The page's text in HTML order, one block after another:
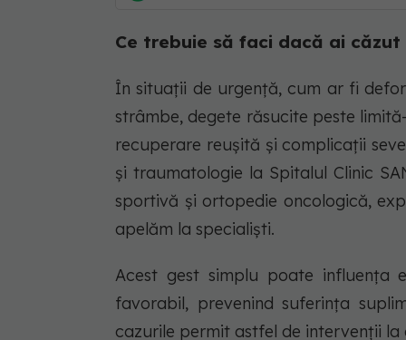
Ce trebuie să faci dacă ai
În situații de urgență, cum ar fi
strâmbe, degete răsucite peste
recuperare reușită și complicații
și traumatologie la Spitalul Clinic
sportivă și ortopedie oncologică,
apelăm la specialiști.
Acest gest simplu poate influența
favorabil, prevenind suferința
cazurile permit astfel de intervenții la